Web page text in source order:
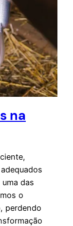
na
das
o
perdendo